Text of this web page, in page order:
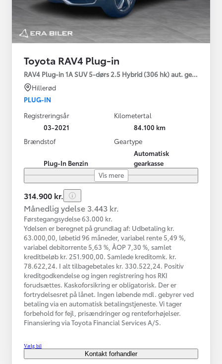
Toyota RAV4 Plug-in
RAV4 Plug-in 1A SUV 5-dørs 2.5 Hybrid (306 hk) aut. gear
Hillerød
PLUG-IN
Registreringsår
03-2021
Kilometertal
84.100 km
Brændstof
Plug-In Benzin
Geartype
Automatisk
gearkasse
Vis mere
314.900 kr.
Månedlig ydelse 3.443 kr.
Førstegangsydelse 63.000 kr.
Ydelsen er beregnet på grundlag af: Udbetaling kr.
63.000,00, løbetid 96 måneder, variabel rente 5,49 %,
variabel debitorrente 5,63 %, ÅOP 7,30 %, samlet
kreditbeløb kr. 251.900,00. Samlede kreditomk. kr.
78.622,24. I alt tilbagebetales kr. 330.522,24. Positiv
kreditgodkendelse og ingen registrering hos RKI
forudsættes. Kaskoforsikring er obligatorisk. Der er
fortrydelsesret på lånet. Ingen løbende mdl. gebyrer ved
betaling via en automatisk betalingstjeneste. Vi tager
forbehold for fejl, prisændringer og renteforhøjelser.
Finansiering via Toyota Financial Services A/S.
Vælg bil
Kontakt forhandler